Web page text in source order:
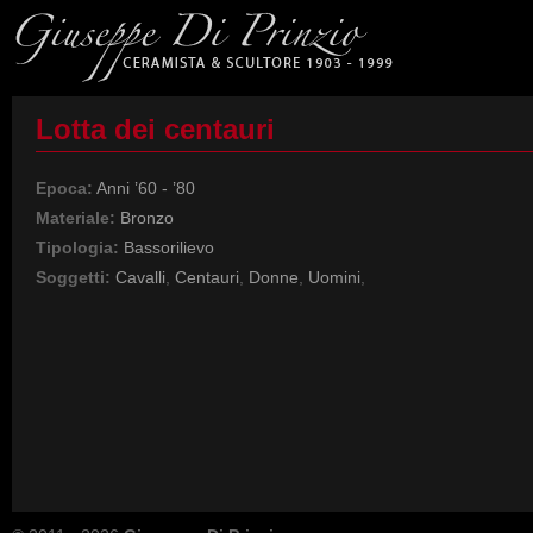
Lotta dei centauri
Epoca: Anni ’60 - ’80
Materiale: Bronzo
Tipologia: Bassorilievo
Soggetti: Cavalli Centauri Donne Uomini